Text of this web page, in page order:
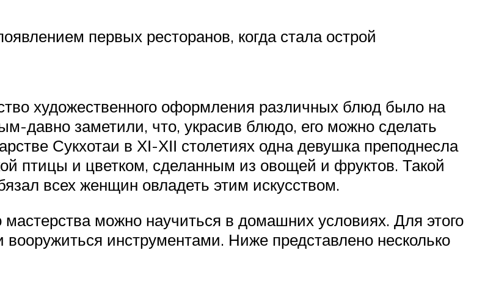
первых ресторанов, когда стала острой
художественного оформления различных блюд было на
давно заметили, что, украсив блюдо, его можно сделать
Сукхотаи в ХІ-ХІІ столетиях одна девушка преподнесла
птицы и цветком, сделанным из овощей и фруктов. Такой
всех женщин овладеть этим искусством.
мастерства можно научиться в домашних условиях. Для этого
инструментами. Ниже представлено несколько